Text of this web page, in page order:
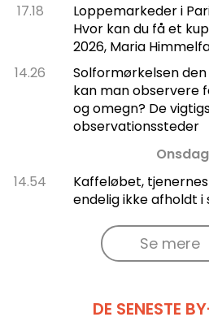
17.18
Loppemarkeder i
Hvor kan du få et
2026, Maria
14.26
Solformørkelsen den
kan man observere
og omegn? De
observationssteder
Onsdag
14.54
Kaffeløbet,
endelig ikke afholdt i
Se mere
DE SENESTE